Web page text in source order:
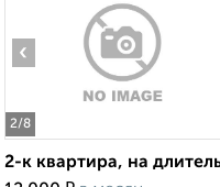
2/8
‹
2-к квартира, на